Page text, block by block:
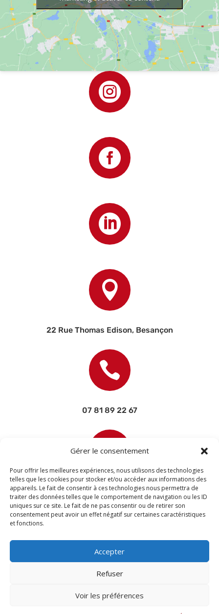
Gérer le consentement
Pour offrir les meilleures expériences, nous utilisons des technologies
telles que les cookies pour stocker et/ou accéder aux informations des
appareils. Le fait de consentir à ces technologies nous permettra de
traiter des données telles que le comportement de navigation ou les ID
uniques sur ce site. Le fait de ne pas consentir ou de retirer son
consentement peut avoir un effet négatif sur certaines caractéristiques
et fonctions.
Accepter
Refuser
Voir les préférences




22 Rue Thomas Edison, Besançon

07 81 89 22 67

contact@devisettravaux.fr
© 2026 M Development–Mentions légales